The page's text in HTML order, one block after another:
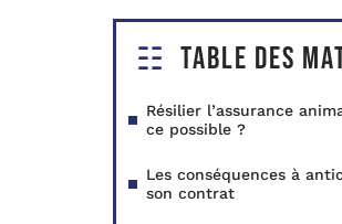
Table des
Résilier l’assurance
ce possible ?
Les conséquences à
son contrat